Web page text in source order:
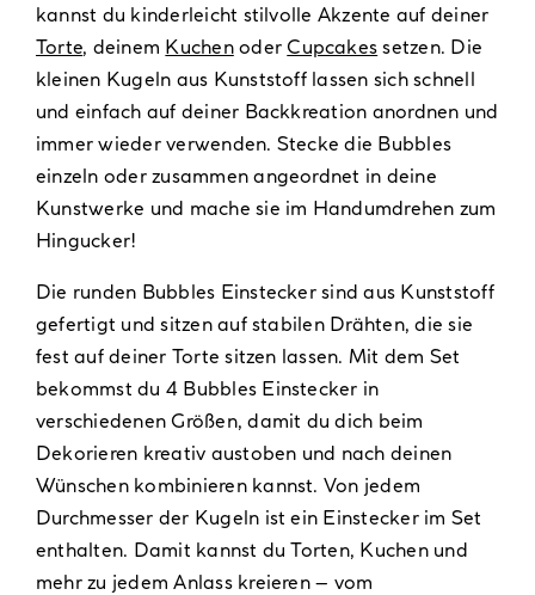
kannst du kinderleicht stilvolle Akzente auf deiner
Torte, deinem Kuchenoder Cupcakes setzen. Die
kleinen Kugeln aus Kunststoff lassen sich schnell
und einfach auf deiner Backkreation anordnen und
immer wieder verwenden. Stecke die Bubbles
einzeln oder zusammen angeordnet in deine
Kunstwerke und mache sie im Handumdrehen zum
Hingucker!
Die runden Bubbles Einstecker sind aus Kunststoff
gefertigt und sitzen auf stabilen Drähten, die sie
fest auf deiner Torte sitzen lassen. Mit dem Set
bekommst du 4 Bubbles Einstecker in
verschiedenen Größen, damit du dich beim
Dekorieren kreativ austoben und nach deinen
Wünschen kombinieren kannst. Von jedem
Durchmesser der Kugeln ist ein Einstecker im Set
enthalten. Damit kannst du Torten, Kuchen und
mehr zu jedem Anlass kreieren – vom